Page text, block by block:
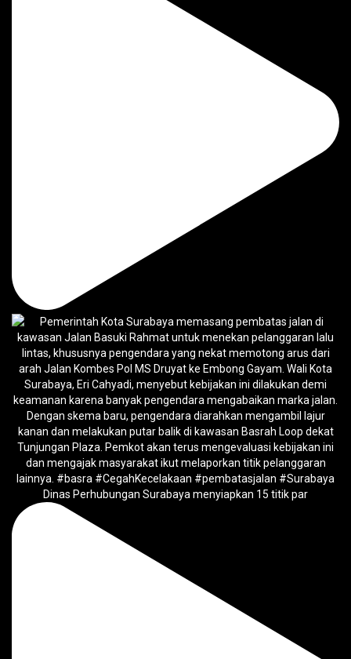
Dinas Perhubungan Surabaya menyiapkan 15 titik par